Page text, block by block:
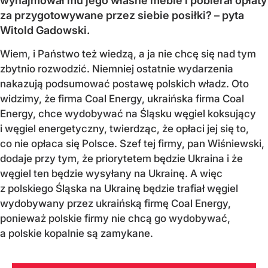
za przygotowywane przez siebie posiłki? – pyta
Witold Gadowski.
Wiem, i Państwo też wiedzą, a ja nie chcę się nad tym
zbytnio rozwodzić. Niemniej ostatnie wydarzenia
nakazują podsumować postawę polskich władz. Oto
widzimy, że firma Coal Energy, ukraińska firma Coal
Energy, chce wydobywać na Śląsku węgiel koksujący
i węgiel energetyczny, twierdząc, że opłaci jej się to,
co nie opłaca się Polsce. Szef tej firmy, pan Wiśniewski,
dodaje przy tym, że priorytetem będzie Ukraina i że
węgiel ten będzie wysyłany na Ukrainę. A więc
z polskiego Śląska na Ukrainę będzie trafiał węgiel
wydobywany przez ukraińską firmę Coal Energy,
ponieważ polskie firmy nie chcą go wydobywać,
a polskie kopalnie są zamykane.